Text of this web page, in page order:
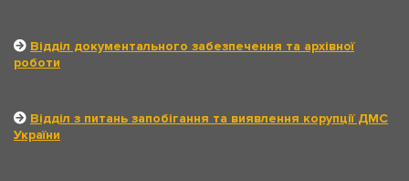
Відділ документального забезпечення та архівної
роботи
Відділ з питань запобігання та виявлення корупції ДМС
України